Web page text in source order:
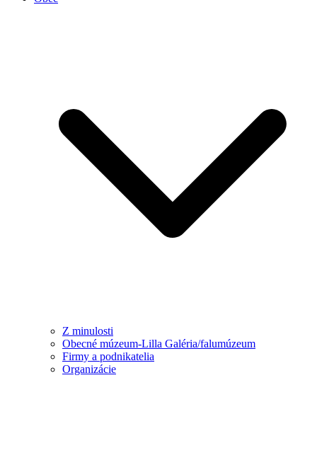
Z minulosti
Obecné múzeum-Lilla Galéria/falumúzeum
Firmy a podnikatelia
Organizácie